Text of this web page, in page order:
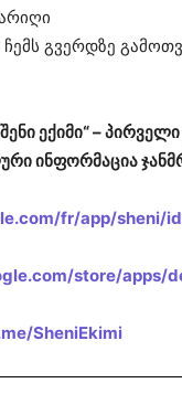
ჩემს გვერდზე
ექიმი“ –
ინფორმაცია
fr/app/sheni/
store/apps/
SheniEkimi